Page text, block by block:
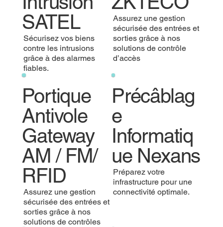
SATEL
Sécurisez vos biens
contre les intrusions
grâce à des alarmes
fiables.
Assurez une gestion
sécurisée des entrées et
sorties grâce à nos
solutions de contrôle
d’accès
Portique
Antivole
Gateway
AM / FM/
RFID
Assurez une gestion
sécurisée des entrées et
sorties grâce à nos
solutions de contrôles
Précâblag
e
Informatiq
ue Nexans
Préparez votre
infrastructure pour une
connectivité optimale.